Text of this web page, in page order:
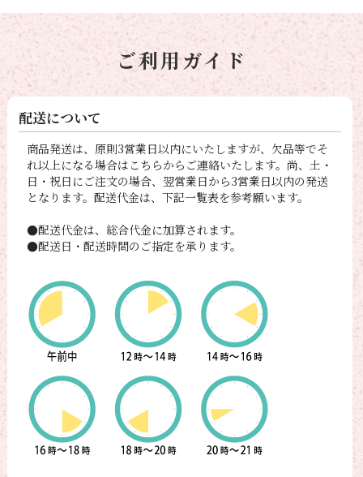
ご利用ガイド
配送について
商品発送は、原則3営業日以内にいたしますが、欠品等でそ
れ以上になる場合はこちらからご連絡いたします。尚、土・
日・祝日にご注文の場合、翌営業日から3営業日以内の発送
となります。配送代金は、下記一覧表を参考願います。
●配送代金は、総合代金に加算されます。
●配送日・配送時間のご指定を承ります。